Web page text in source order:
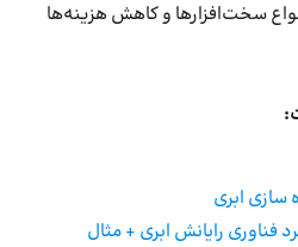
سخت‌افزارها و کاهش هزینه‌ها
سازی ابری
فناوری رایانش ابری + مثال